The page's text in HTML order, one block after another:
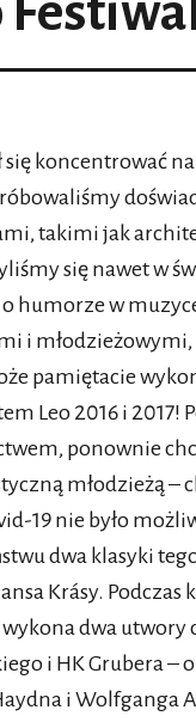
Festiwal
się koncentrować
takimi jak
się nawet w
humorze w
i
pamiętacie
Leo 2016 i 2017!
ponownie
młodzieżą –
19 nie było
dwa klasyki
Krásy.
dwa
i HK Grubera –
i Wolfganga